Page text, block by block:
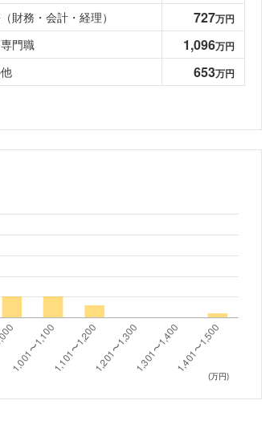
フォローしました
財務・会計・経理） 727万円
門職 1,096万円
653万円
(万円)